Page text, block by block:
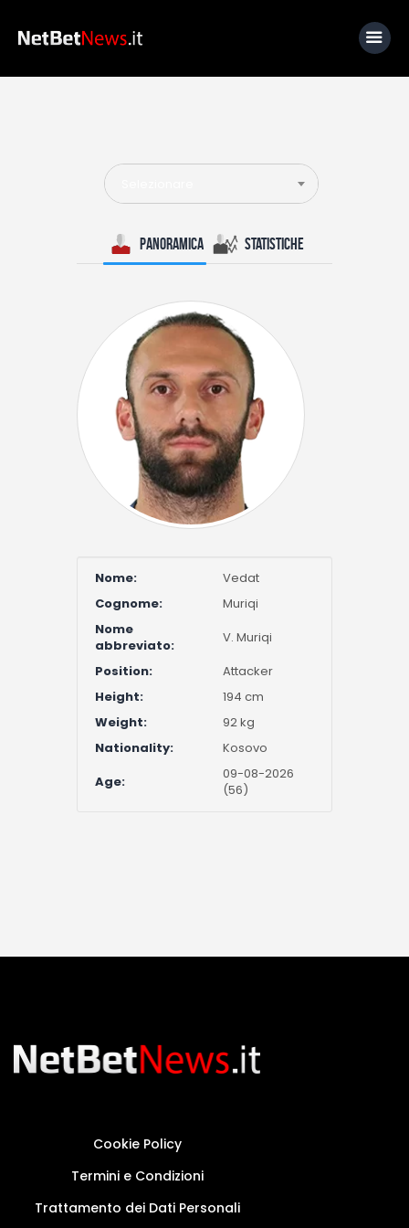
News
Calcio
Basket
Tennis
Lo Sapevi Che
Fantacalcio
I consigli di Giulia
Serie A
Panoramica Statistiche
Nome:
Vedat
Cognome:
Muriqi
Nome
abbreviato:
V. Muriqi
Position:
Attacker
Height:
194 cm
Weight:
92 kg
Nationality:
Kosovo
Age:
09-08-2026
(56)
Cookie Policy
Termini e Condizioni
Trattamento dei Dati Personali